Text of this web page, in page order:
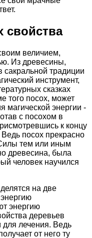
свойства
величием,
Из древесины,
традиции
инструмент,
сказках
того посох, может
магической энергии -
с посохом в
к концу
Ведь посох прекрасно
тем или иным
древесина, была
человек научился
на две
энергию
деревьев
лечения. Ведь
от него ту